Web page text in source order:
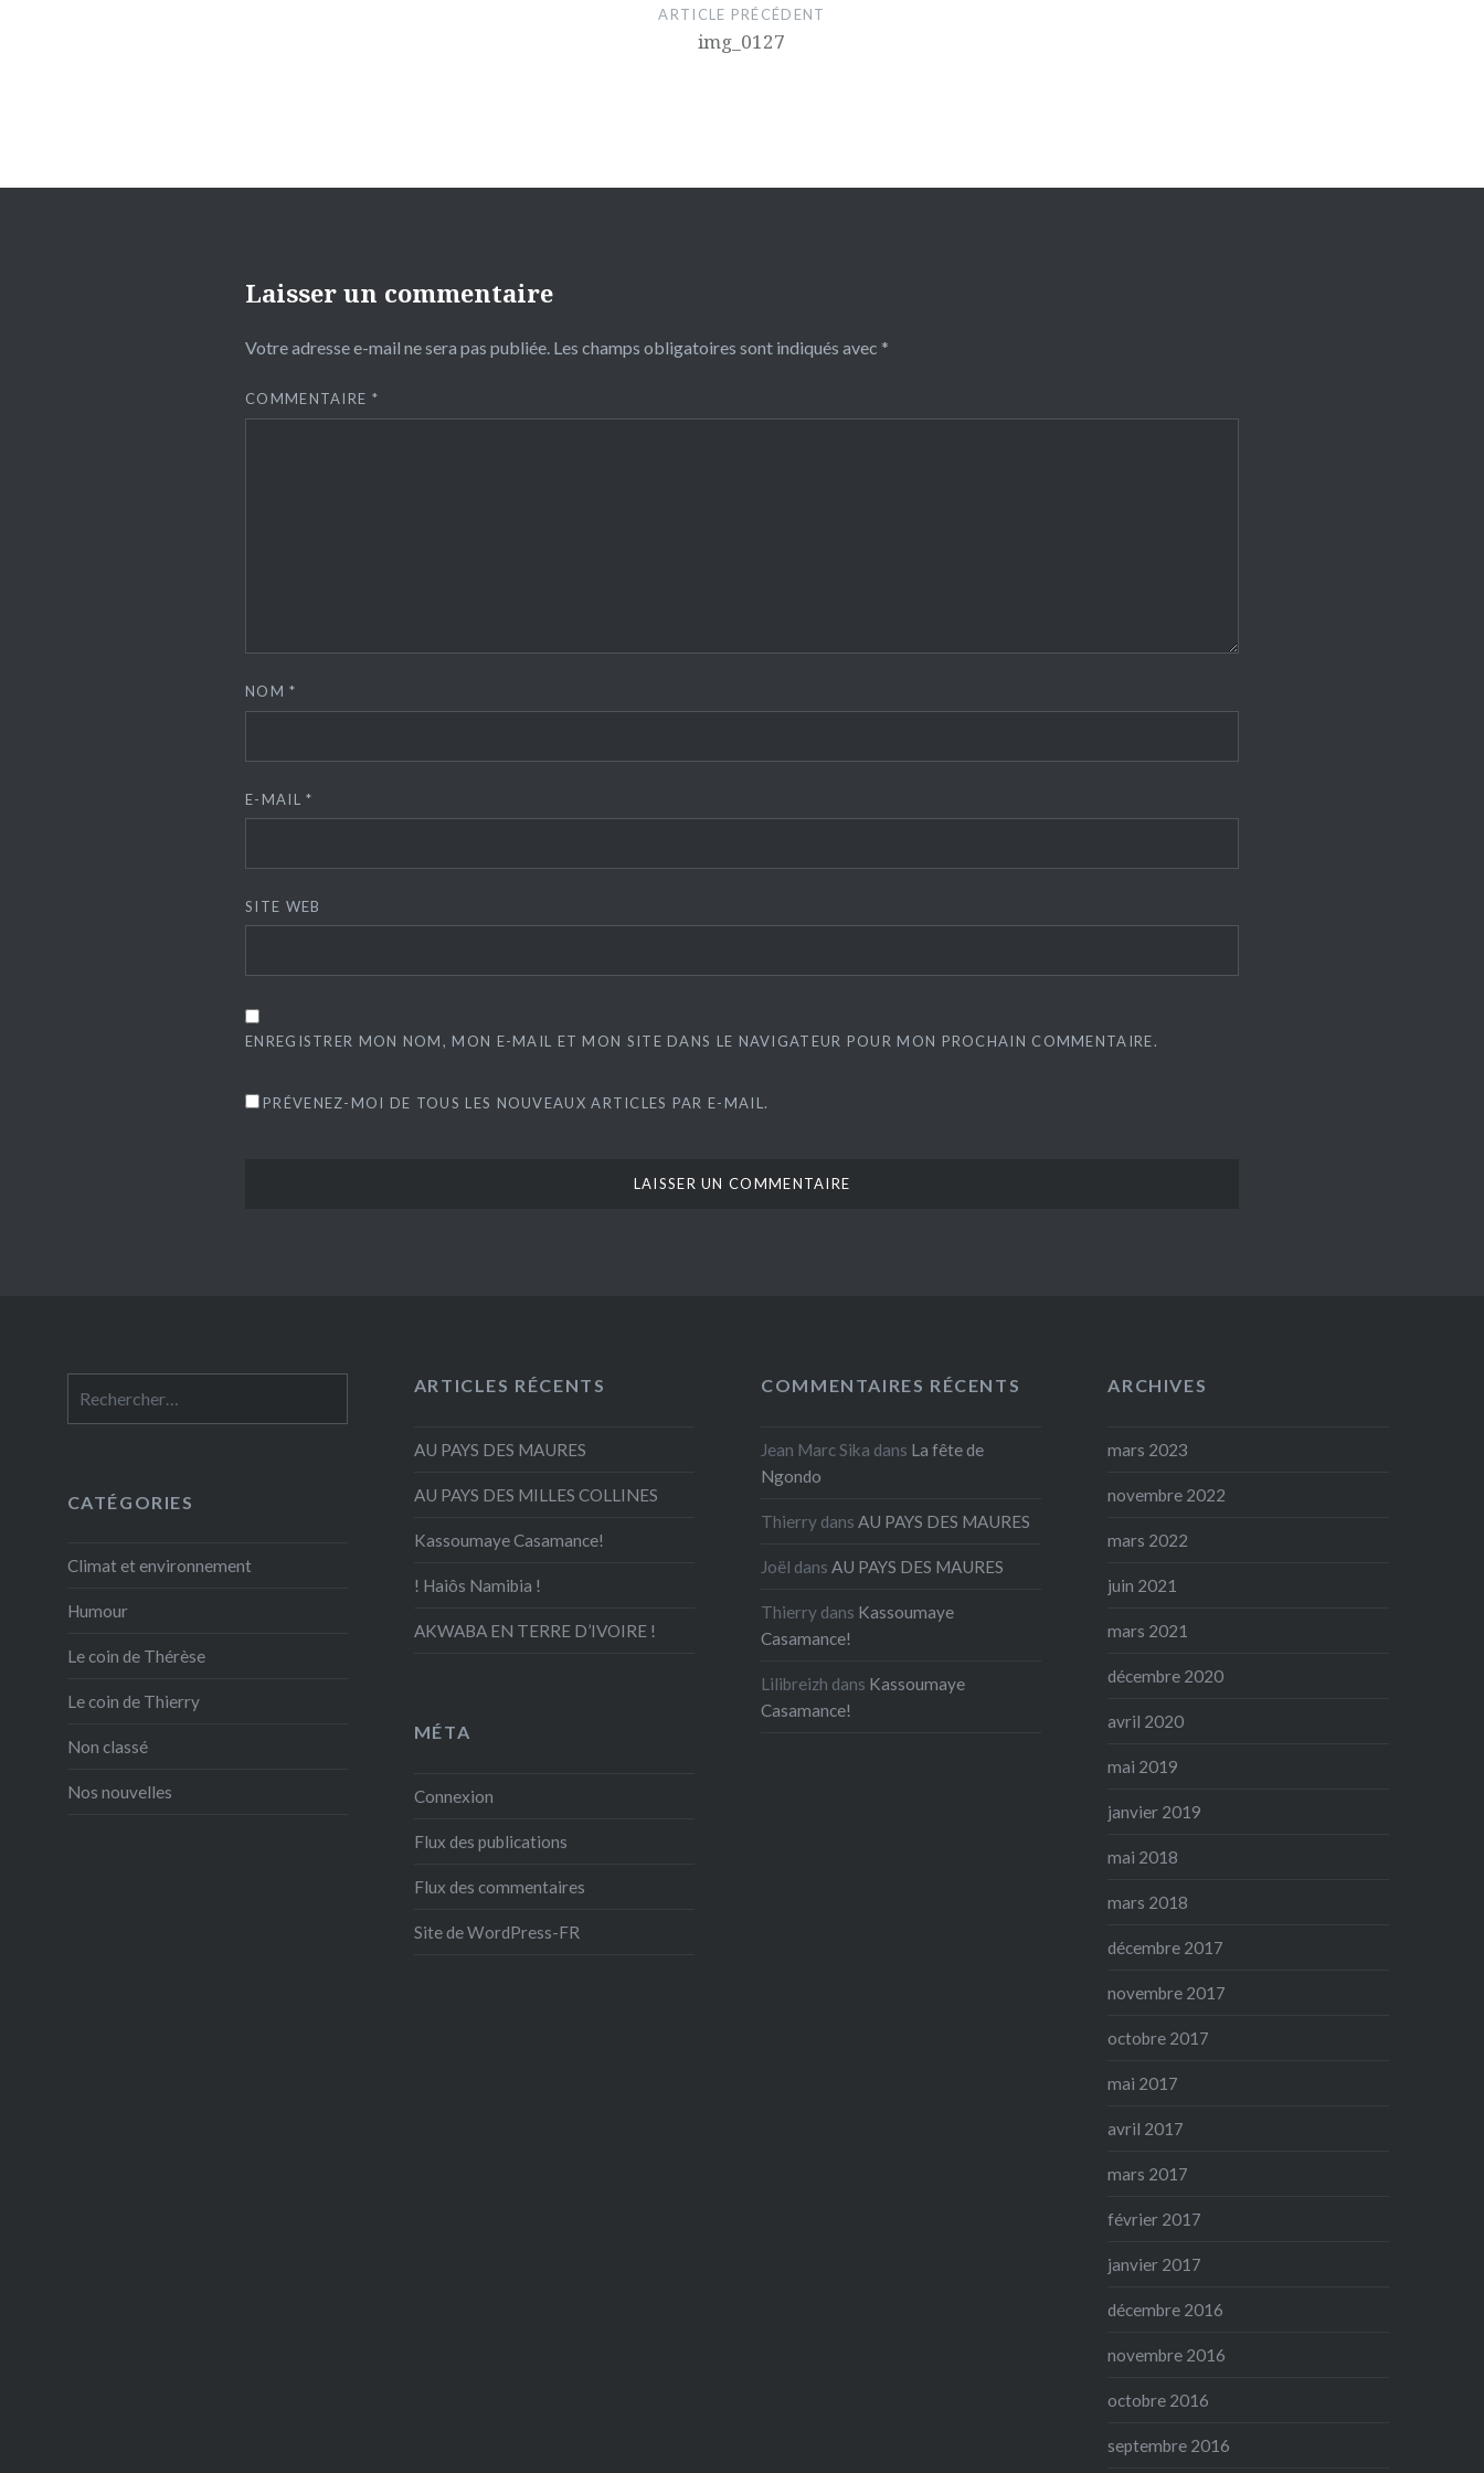
ARTICLE PRÉCÉDENT
img_0127
Laisser un commentaire
Votre adresse e-mail ne sera pas publiée. Les champs obligatoires sont indiqués avec *
COMMENTAIRE *
NOM*
E-MAIL*
SITE WEB
ENREGISTRER MON NOM, MON E-MAIL ET MON SITE DANS LE NAVIGATEUR POUR MON PROCHAIN COMMENTAIRE.
PRÉVENEZ-MOI DE TOUS LES NOUVEAUX ARTICLES PAR E-MAIL.
ARTICLES RÉCENTS
AU PAYS DES MAURES
AU PAYS DES MILLES COLLINES
Kassoumaye Casamance!
! Haiôs Namibia !
AKWABA EN TERRE D’IVOIRE !
COMMENTAIRES RÉCENTS
Jean Marc Sika dans La fête de
Ngondo
Thierry dansAU PAYS DES MAURES
Joël dansAU PAYS DES MAURES
Thierry dans Kassoumaye
Casamance!
Lilibreizh dans Kassoumaye
Casamance!
ARCHIVES
mars 2023
novembre 2022
mars 2022
juin 2021
mars 2021
décembre 2020
avril 2020
mai 2019
janvier 2019
mai 2018
mars 2018
décembre 2017
novembre 2017
octobre 2017
mai 2017
avril 2017
mars 2017
février 2017
janvier 2017
décembre 2016
novembre 2016
octobre 2016
septembre 2016
CATÉGORIES
Climat et environnement
Humour
Le coin de Thérèse
Le coin de Thierry
Non classé
Nos nouvelles
MÉTA
Connexion
Flux des publications
Flux des commentaires
Site de WordPress-FR